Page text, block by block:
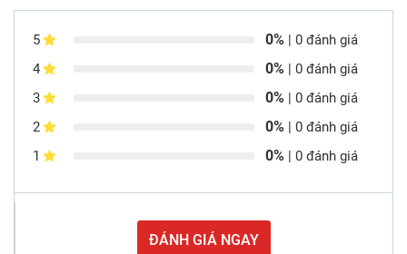
5 0% | 0 đánh giá
4
0% | 0 đánh giá
3
0% | 0 đánh giá
2
0% | 0 đánh giá
1
0% | 0 đánh giá
ĐÁNH GIÁ NGAY